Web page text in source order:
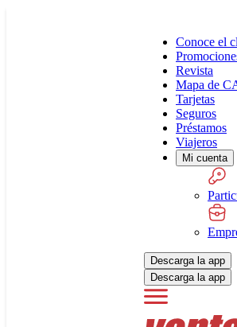
Conoce el
Revista
Mapa de
Tarjetas
Seguros
Préstamos
Viajeros
Mi cuenta
Descarga la app
Descarga la app